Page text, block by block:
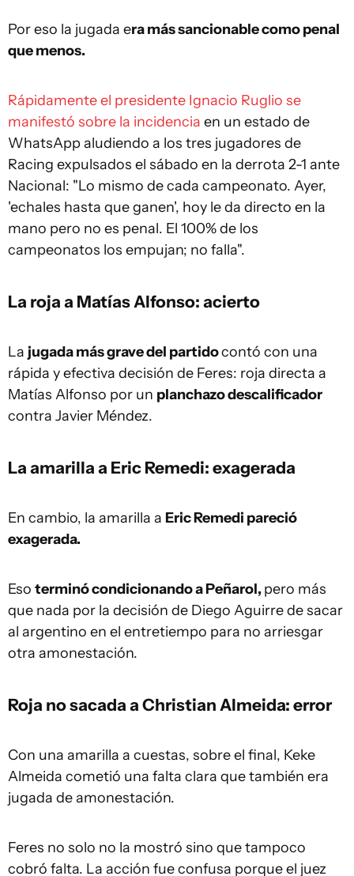
Por eso la jugada era más sancionable como penal
que menos.
Rápidamente el presidente Ignacio Ruglio se
manifestó sobre la incidencia en un estado de
WhatsApp aludiendo a los tres jugadores de
Racing expulsados el sábado en la derrota 2-1 ante
Nacional: "Lo mismo de cada campeonato. Ayer,
'echales hasta que ganen', hoy le da directo en la
mano pero no es penal. El 100% de los
campeonatos los empujan; no falla".
La roja a Matías Alfonso: acierto
La jugada más grave del partidocontó con una
rápida y efectiva decisión de Feres: roja directa a
Matías Alfonso por un planchazo descalificador
contra Javier Méndez.
La amarilla a Eric Remedi: exagerada
En cambio, la amarilla a Eric Remedi pareció
exagerada.
Eso terminó condicionando a Peñarol, pero más
que nada por la decisión de Diego Aguirre de sacar
al argentino en el entretiempo para no arriesgar
otra amonestación.
Roja no sacada a Christian Almeida: error
Con una amarilla a cuestas, sobre el final, Keke
Almeida cometió una falta clara que también era
jugada de amonestación.
Feres no solo no la mostró sino que tampoco
cobró falta. La acción fue confusa porque el juez